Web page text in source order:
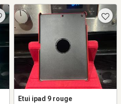
Etui ipad 9 rouge